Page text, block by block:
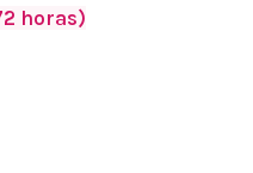
horas)